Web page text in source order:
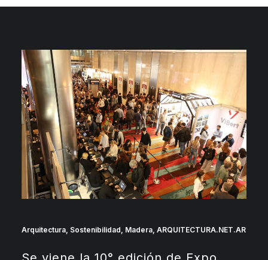
Arquitectura, Sostenibilidad, Madera, ARQUITECTURA.NET.AR